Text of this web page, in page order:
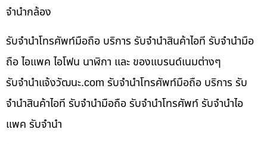
จำนำกล้อง
รับจำนำโทรศัพท์มือถือ บริการ รับจำนำสินค้าไอที รับจำนำมือ
ถือ ไอแพค ไอโฟน นาฬิกา และ ของแบรนด์เนมต่างๆ
รับจํานําแจ้งวัฒนะ.com รับจำนำโทรศัพท์มือถือ บริการ รับ
จำนำสินค้าไอที รับจำนำมือถือ รับจำนำโทรศัพท์ รับจำนำไอ
แพค รับจำนำ